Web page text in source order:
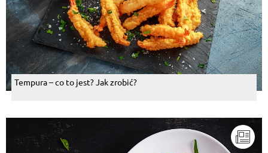
Tempura – co to jest? Jak zrobić?